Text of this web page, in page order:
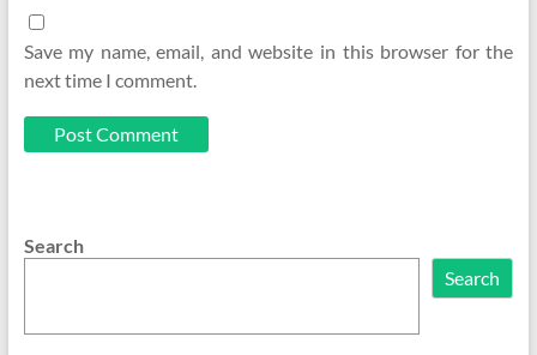
Save my name, email, and website in this browser for the
next time I comment.
Search
Search